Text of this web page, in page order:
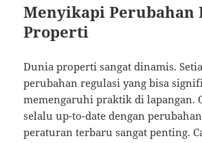
Menyikapi Perubahan
Properti
Dunia properti sangat dinamis.
perubahan regulasi yang bisa
memengaruhi praktik di lapangan.
selalu up-to-date dengan
peraturan terbaru sangat penting.